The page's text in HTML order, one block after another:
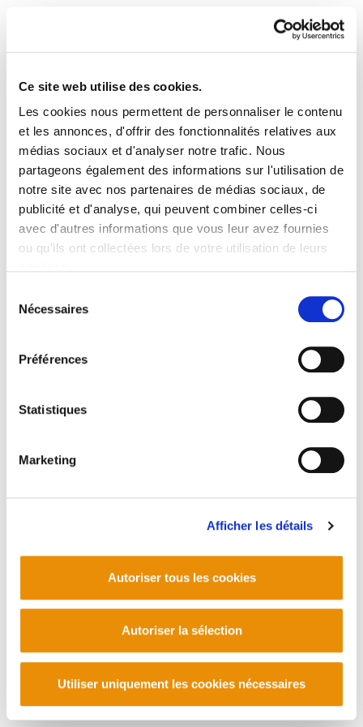
Ce site web utilise des cookies.
Les cookies nous permettent de personnaliser le contenu
et les annonces, d'offrir des fonctionnalités relatives aux
médias sociaux et d'analyser notre trafic. Nous
partageons également des informations sur l'utilisation de
notre site avec nos partenaires de médias sociaux, de
publicité et d'analyse, qui peuvent combiner celles-ci
avec d'autres informations que vous leur avez fournies
ou qu'ils ont collectées lors de votre utilisation de leurs
Nécessaires
Préférences
Statistiques
Marketing
Afficher les détails
Autoriser tous les cookies
Autoriser la sélection
Utiliser uniquement les cookies nécessaires
ELA Astekaria 95
ELA Astekaria 95.pdf1.3 MB
PLAN DU SITE ACCESSIBILITÉ CONTACT
Manu Robles-Arangiz Institutua Fundazioa
Corderliers karrika 20 - 64100 Baiona -
Contact